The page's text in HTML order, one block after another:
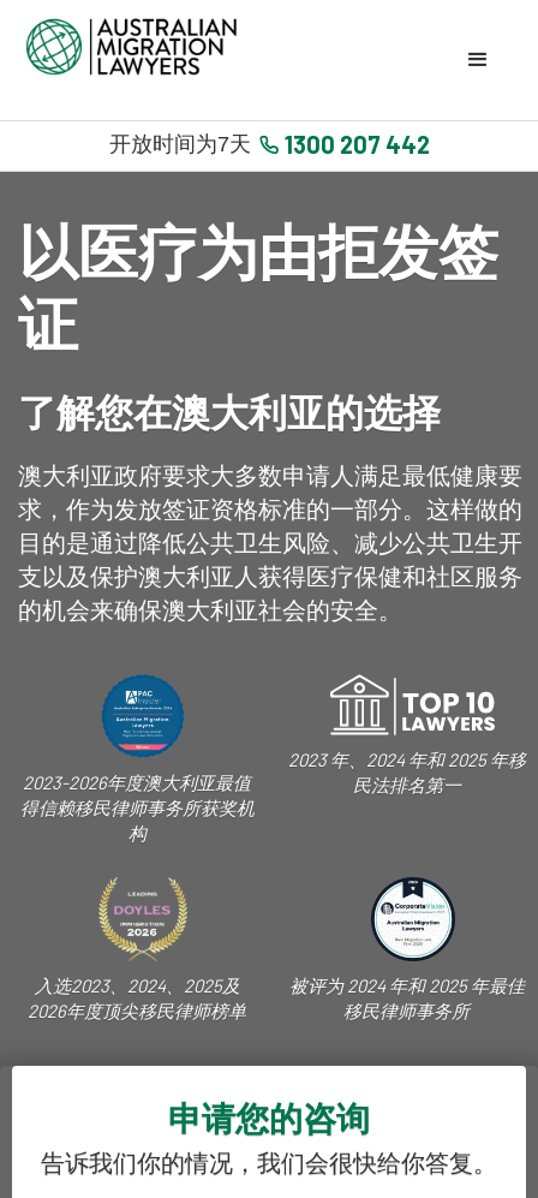
开放时间为7天 1300 207 442
以医疗为由拒发签
证
了解您在澳大利亚的选择
澳大利亚政府要求大多数申请人满足最低健康要
求，作为发放签证资格标准的一部分。这样做的
目的是通过降低公共卫生风险、减少公共卫生开
支以及保护澳大利亚人获得医疗保健和社区服务
的机会来确保澳大利亚社会的安全。
2023-2026年度澳大利亚最值
得信赖移民律师事务所获奖机
构
2023 年、2024 年和 2025 年移
民法排名第一
入选2023、2024、2025及
2026年度顶尖移民律师榜单
被评为 2024 年和 2025 年最佳
移民律师事务所
申请您的咨询
告诉我们你的情况，我们会很快给你答复。